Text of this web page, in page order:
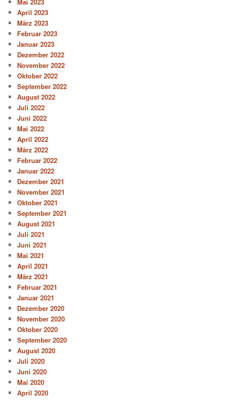
April 2023
März 2023
Februar 2023
Januar 2023
Dezember 2022
November 2022
Oktober 2022
September 2022
August 2022
Juli 2022
Juni 2022
Mai 2022
April 2022
März 2022
Februar 2022
Januar 2022
Dezember 2021
November 2021
Oktober 2021
September 2021
August 2021
Juli 2021
Juni 2021
Mai 2021
April 2021
März 2021
Februar 2021
Januar 2021
Dezember 2020
November 2020
Oktober 2020
September 2020
August 2020
Juli 2020
Juni 2020
Mai 2020
April 2020